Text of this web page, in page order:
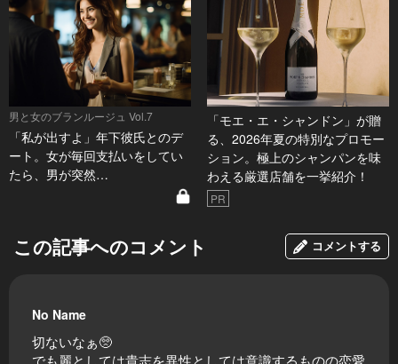
男と女のブランルージュ Vol.7
「私が出すよ」年下彼氏とのデ
ート。女が毎回支払いをしてい
たら、男が突然…
「モエ・エ・シャンドン」が贈
る、2026年夏の特別なプロモー
ション。極上のシャンパンを味
わえる厳選店舗を一挙紹介！
PR
この記事へのコメント コメントする
No Name
切ないなぁ🥺